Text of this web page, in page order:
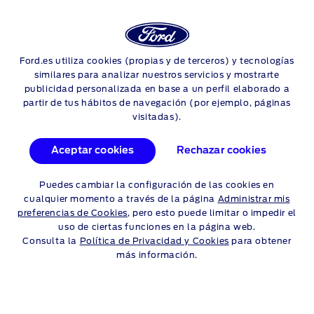
Ford.es utiliza cookies (propias y de terceros) y tecnologías
similares para analizar nuestros servicios y mostrarte
publicidad personalizada en base a un perfil elaborado a
partir de tus hábitos de navegación (por ejemplo, páginas
visitadas).
Aceptar cookies Rechazar cookies
Puedes cambiar la configuración de las cookies en
cualquier momento a través de la página Administrar mis
preferencias de Cookies, pero esto puede limitar o impedir el
uso de ciertas funciones en la página web.
Consulta la
Política de Privacidad y Cookies para obtener
más información.
Skip to content
OBTENER INDICACIONES
CON LA NAVEGACIÓN SYNC
3
SYNC 3 te llevará rápidamente y sin complicaciones a tu
destino gracias a la función de navegación. No te pierdas este
y actualizaciones de tráfico en tiempo real, entre otras
muchas cosas.